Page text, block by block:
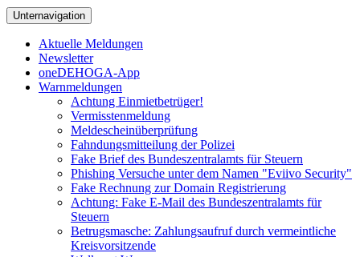
Unternavigation
Aktuelle Meldungen
Newsletter
oneDEHOGA-App
Warnmeldungen
Achtung Einmietbetrüger!
Vermisstenmeldung
Meldescheinüberprüfung
Fahndungsmitteilung der Polizei
Fake Brief des Bundeszentralamts für Steuern
Phishing Versuche unter dem Namen "Eviivo Security"
Fake Rechnung zur Domain Registrierung
Achtung: Fake E-Mail des Bundeszentralamts für
Steuern
Betrugsmasche: Zahlungsaufruf durch vermeintliche
Kreisvorsitzende